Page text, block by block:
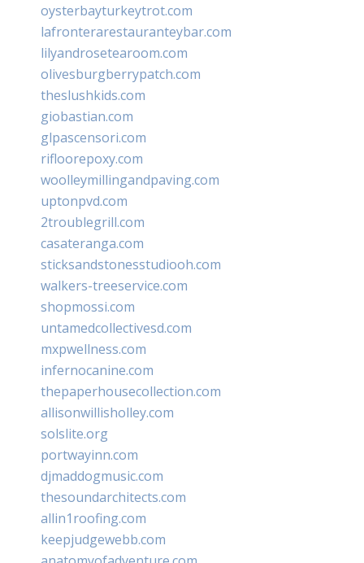
oysterbayturkeytrot.com
lafronterarestauranteybar.com
lilyandrosetearoom.com
olivesburgberrypatch.com
theslushkids.com
giobastian.com
glpascensori.com
rifloorepoxy.com
woolleymillingandpaving.com
uptonpvd.com
2troublegrill.com
casateranga.com
sticksandstonesstudiooh.com
walkers-treeservice.com
shopmossi.com
untamedcollectivesd.com
mxpwellness.com
infernocanine.com
thepaperhousecollection.com
allisonwillisholley.com
solslite.org
portwayinn.com
djmaddogmusic.com
thesoundarchitects.com
allin1roofing.com
keepjudgewebb.com